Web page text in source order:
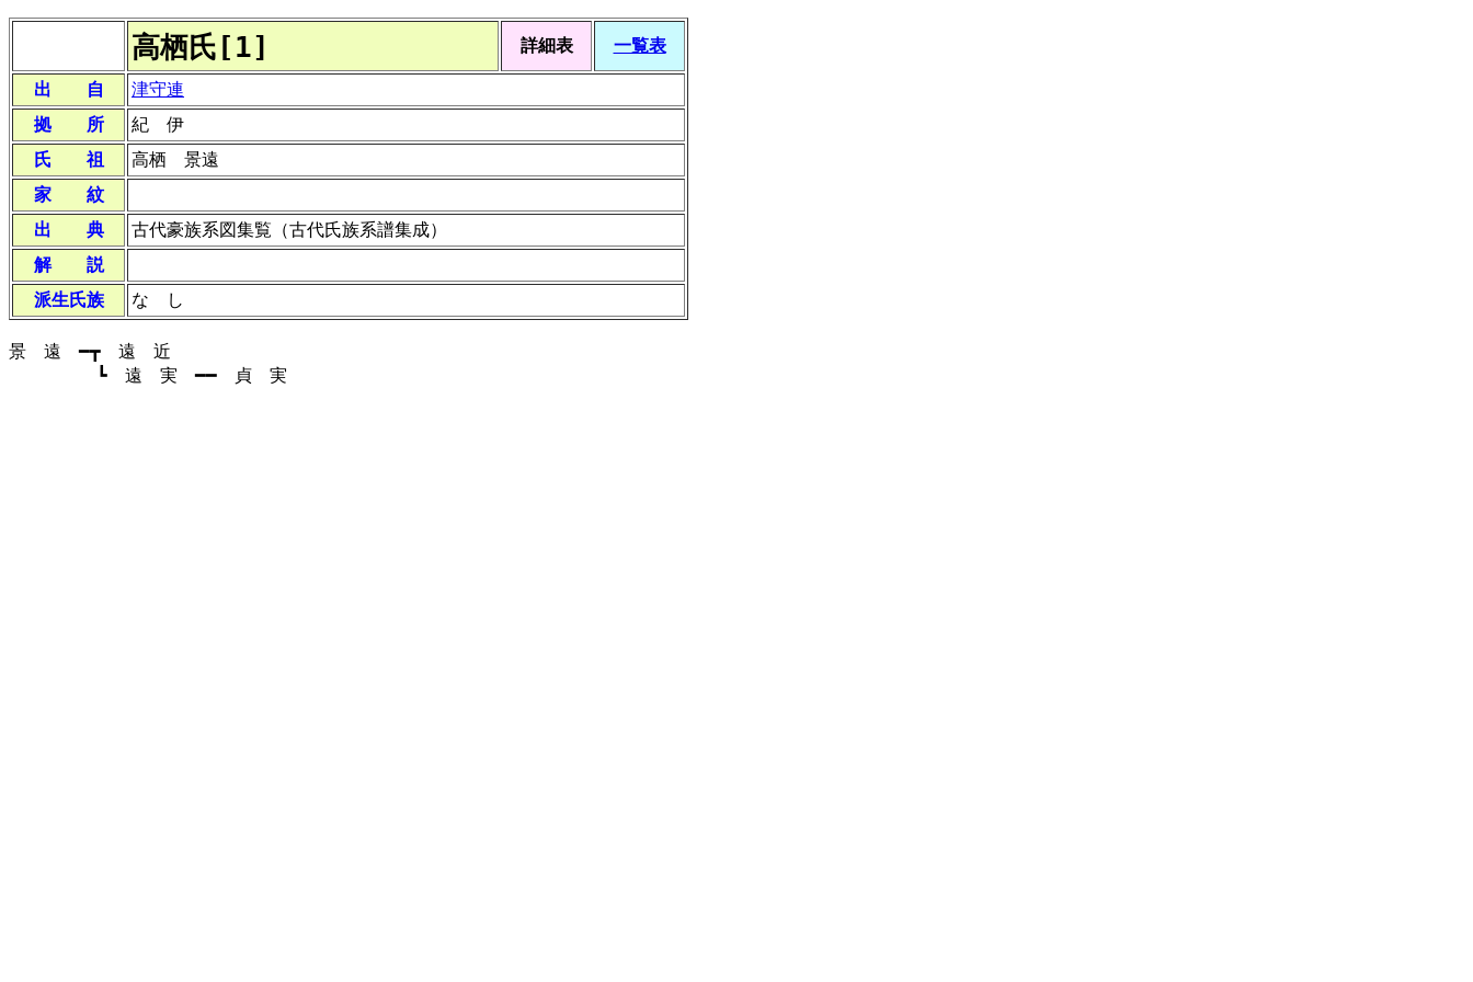
高栖氏[1] 詳細表 一覧表
出 自
津守連
拠 所
紀 伊
氏 祖
高栖 景遠
家 紋
出 典
古代豪族系図集覧（古代氏族系譜集成）
解 説
派生氏族
な し
景 遠 ━┳ 遠 近
┗ 遠 実 ━━ 貞 実